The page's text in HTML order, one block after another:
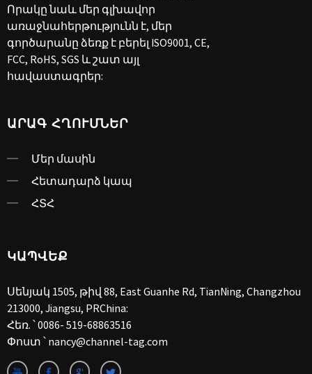
Որակը նաև մեր գլխավոր
առաջնահերթությունն է, մեր
գործարանը ձեռք է բերել ISO9001, CE,
FCC, RoHS, SGS և շատ այլ
հավաստագրեր:
ԱՐԱԳ ՀՂՈՒՄՆԵՐ
Մեր մասին
Հետադարձ կապ
ՀՏՀ
ԿԱՊՎԵՔ
Սենյակ 1505, թիվ 88, East Guanhe Rd, TianNing, Changzhou
213000, Jiangsu, PRChina:
Հեռ. ՝0086- 519-68863516
Փոստ ՝ nancy@channel-tag.com